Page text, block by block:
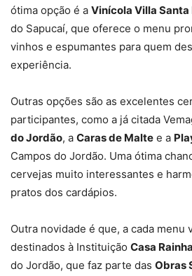
ótima opção é a Vinícola Villa Santa
do Sapucaí, que oferece o menu
vinhos e espumantes para quem
experiência.
Outras opções são as excelentes
participantes, como a já citada
do Jordão, a Caras de Malte e a
Campos do Jordão. Uma ótima
cervejas muito interessantes e
pratos dos cardápios.
Outra novidade é que, a cada menu
destinados à Instituição Casa
do Jordão, que faz parte das Obras